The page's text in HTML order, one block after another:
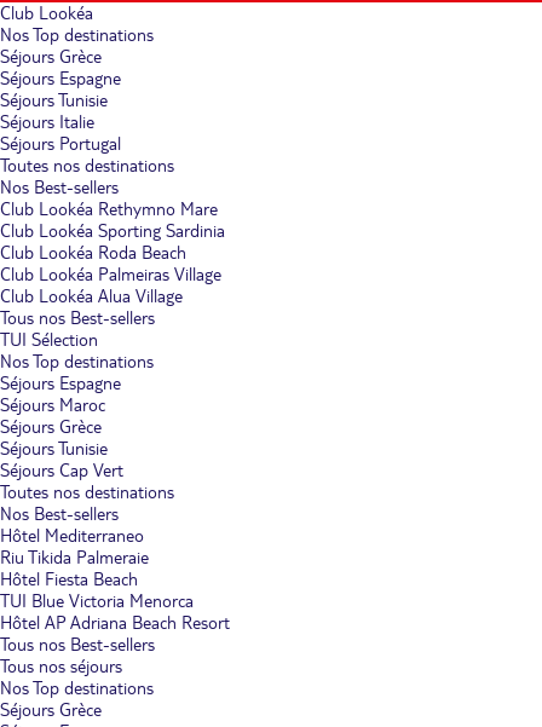
Club Lookéa
Nos Top destinations
Séjours Grèce
Séjours Espagne
Séjours Tunisie
Séjours Italie
Séjours Portugal
Toutes nos destinations
Nos Best-sellers
Club Lookéa Rethymno Mare
Club Lookéa Sporting Sardinia
Club Lookéa Roda Beach
Club Lookéa Palmeiras Village
Club Lookéa Alua Village
Tous nos Best-sellers
TUI Sélection
Nos Top destinations
Séjours Espagne
Séjours Maroc
Séjours Grèce
Séjours Tunisie
Séjours Cap Vert
Toutes nos destinations
Nos Best-sellers
Hôtel Mediterraneo
Riu Tikida Palmeraie
Hôtel Fiesta Beach
TUI Blue Victoria Menorca
Hôtel AP Adriana Beach Resort
Tous nos Best-sellers
Tous nos séjours
Nos Top destinations
Séjours Grèce